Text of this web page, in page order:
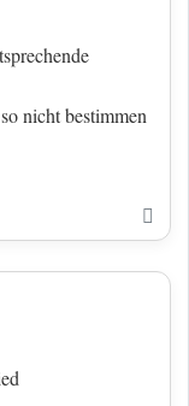
nicht bestimmen